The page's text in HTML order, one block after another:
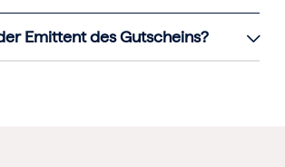
Emittent des Gutscheins?